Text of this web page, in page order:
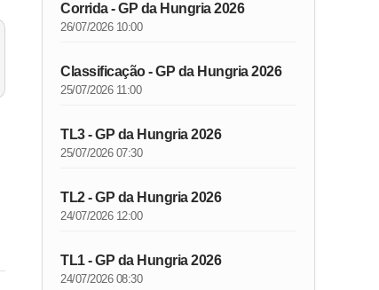
Corrida - GP da Hungria 2026
26/07/2026 10:00
Classificação - GP da Hungria 2026
25/07/2026 11:00
TL3 - GP da Hungria 2026
25/07/2026 07:30
TL2 - GP da Hungria 2026
24/07/2026 12:00
TL1 - GP da Hungria 2026
24/07/2026 08:30